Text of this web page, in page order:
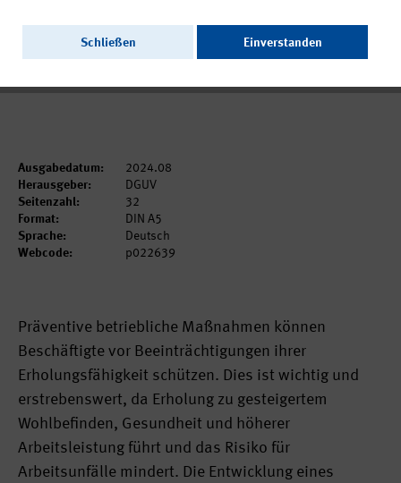
Team und im Unternehmen
Ausgabedatum:
2024.08
Herausgeber:
DGUV
Seitenzahl:
32
Format:
DIN A5
Sprache:
Deutsch
Webcode:
p022639
Präventive betriebliche Maßnahmen können
Beschäftigte vor Beeinträchtigungen ihrer
Erholungsfähigkeit schützen. Dies ist wichtig und
erstrebenswert, da Erholung zu gesteigertem
Wohlbefinden, Gesundheit und höherer
Arbeitsleistung führt und das Risiko für
Arbeitsunfälle mindert. Die Entwicklung eines
Schließen Einverstanden